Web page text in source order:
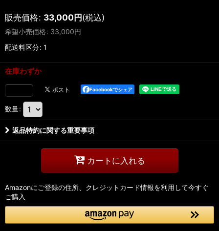
販売価格: 33,000円(税込)
希望小売価格: 33,000円
配送料区分: 1
在庫わずか
Facebookでシェア
数量:
返品特約に関する重要事項
カートに入れる
Amazonにご登録の住所、クレジットカード情報を利用して今すぐ
ご購入